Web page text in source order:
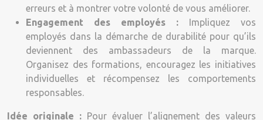
erreurs et à montrer votre volonté de vous améliorer.
Engagement des employés : Impliquez vos
employés dans la démarche de durabilité pour qu’ils
deviennent des ambassadeurs de la marque.
Organisez des formations, encouragez les initiatives
individuelles et récompensez les comportements
responsables.
Idée originale : Pour évaluer l’alignement des valeurs